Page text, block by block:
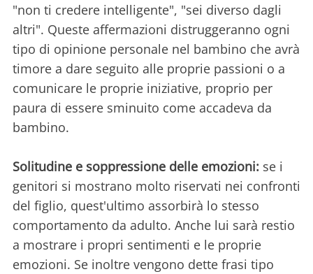
"non ti credere intelligente", "sei diverso dagli
altri". Queste affermazioni distruggeranno ogni
tipo di opinione personale nel bambino che avrà
timore a dare seguito alle proprie passioni o a
comunicare le proprie iniziative, proprio per
paura di essere sminuito come accadeva da
bambino.
Solitudine e soppressione delle emozioni: se i
genitori si mostrano molto riservati nei confronti
del figlio, quest'ultimo assorbirà lo stesso
comportamento da adulto. Anche lui sarà restio
a mostrare i propri sentimenti e le proprie
emozioni. Se inoltre vengono dette frasi tipo